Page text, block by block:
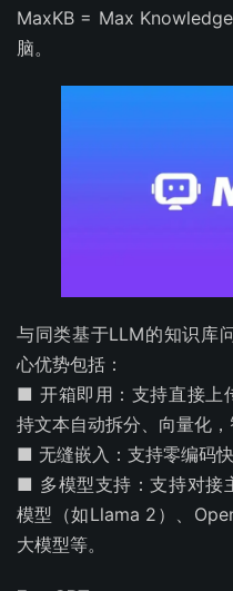
MaxKB = Max
脑。
与同类基于LLM的知识库
心优势包括：
■ 开箱即用：支持直接上
持文本自动拆分、向量化
■ 无缝嵌入：支持零编码
■ 多模型支持：支持对接
模型（如Llama 2）、
大模型等。